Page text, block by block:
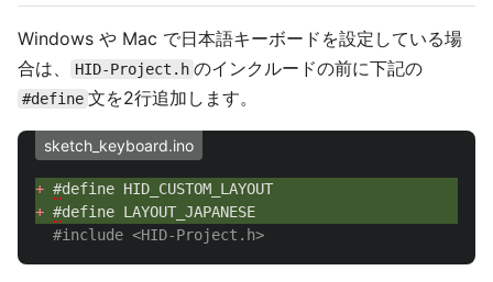
Windows や Mac で日本語キーボードを設定している場
合は、
HID-Project.h のインクルードの前に下記の
#define 文を2行追加します。
sketch_keyboard.ino
+ #define HID_CUSTOM_LAYOUT
+ #define LAYOUT_JAPANESE
#include <HID-Project.h>